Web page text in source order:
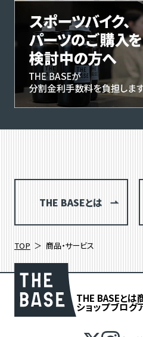
THE BASEとは
TOP 商品・サービス
THE BASEとは
ショップブログ